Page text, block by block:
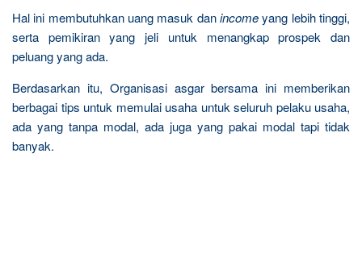
Hal ini membutuhkan uang masuk danincomeyang lebih tinggi,
serta pemikiran yang jeli untuk menangkap prospek dan
peluang yang ada.
Berdasarkan itu, Organisasi asgar bersama ini memberikan
berbagai tips untuk memulai usaha untuk seluruh pelaku usaha,
ada yang tanpa modal, ada juga yang pakai modal tapi tidak
banyak.